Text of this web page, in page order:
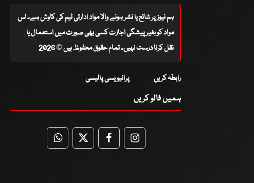
ہم نیوز پر شائع یا نشر ہونے والا مواد ادارتی ٹیم کی کاوش ہے۔ اس
مواد کو بغیر پیشگی اجازت کسی بھی صورت میں استعمال یا
نقل کرنا درست نہیں۔ تمام حقوق محفوظ ہیں © 2026
رابطہ کریں پرائیویسی پالیسی
ہمیں فالو کریں
WhatsApp
TwitterFacebookFacebook